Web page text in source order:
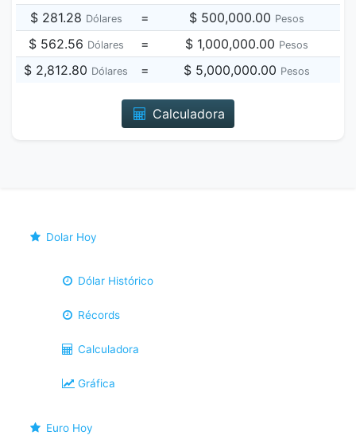
$ 281.28 Dólares = $ 500,000.00 Pesos
$ 562.56 Dólares = $ 1,000,000.00 Pesos
$ 2,812.80 Dólares = $ 5,000,000.00 Pesos
Calculadora
Dolar Hoy
Dólar Histórico
Récords
Calculadora
Gráfica
Euro Hoy